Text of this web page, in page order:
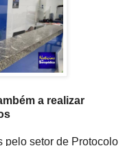
a realizar
pelo setor de Protocolo